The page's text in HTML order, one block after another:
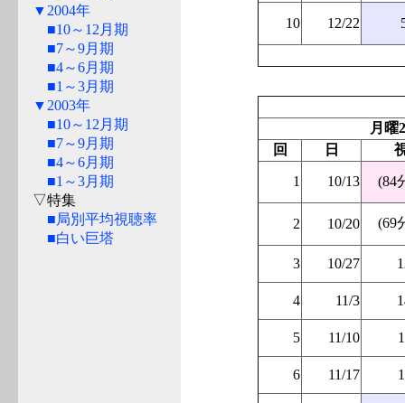
▼2004年
■10～12月期
■7～9月期
■4～6月期
■1～3月期
▼2003年
■10～12月期
■7～9月期
■4～6月期
■1～3月期
▽特集
■局別平均視聴率
■白い巨塔
10 12/22
月
回
日
1 10/13 (84
2 10/20 (69
3 10/27
4 11/3
5 11/10
6 11/17